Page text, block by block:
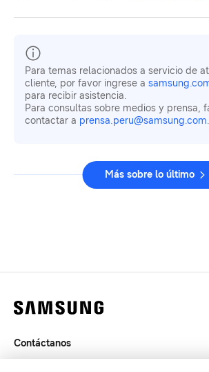
Para temas relacionados a servicio de
cliente, por favor ingrese a
para recibir asistencia.
Para consultas sobre medios y prensa,
contactar a prensa.peru@samsung.com.
Más sobre lo último
Contáctanos